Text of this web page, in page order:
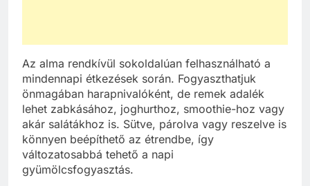
Az alma rendkívül sokoldalúan felhasználható a
mindennapi étkezések során. Fogyaszthatjuk
önmagában harapnivalóként, de remek adalék
lehet zabkásához, joghurthoz, smoothie-hoz vagy
akár salátákhoz is. Sütve, párolva vagy reszelve is
könnyen beépíthető az étrendbe, így
változatosabbá tehető a napi
gyümölcsfogyasztás.